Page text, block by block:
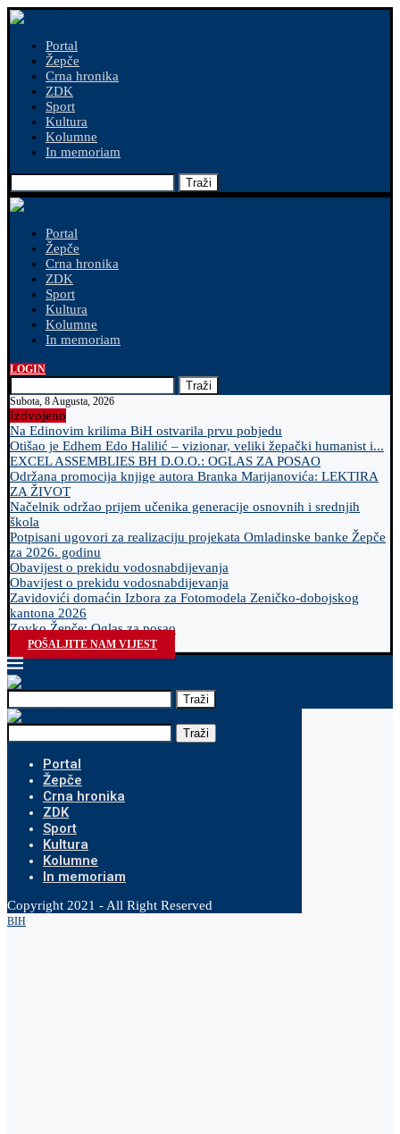
Portal
Žepče
Crna hronika
ZDK
Sport
Kultura
Kolumne
In memoriam
Traži
Portal
Žepče
Crna hronika
ZDK
Sport
Kultura
Kolumne
In memoriam
LOGIN
Traži
Subota, 8 Augusta, 2026
Izdvojeno
Na Edinovim krilima BiH ostvarila prvu pobjedu
Otišao je Edhem Edo Halilić – vizionar, veliki žepački humanist i...
EXCEL ASSEMBLIES BH D.O.O.: OGLAS ZA POSAO
Održana promocija knjige autora Branka Marijanovića: LEKTIRA
ZA ŽIVOT
Načelnik održao prijem učenika generacije osnovnih i srednjih
škola
Potpisani ugovori za realizaciju projekata Omladinske banke Žepče
za 2026. godinu
Obavijest o prekidu vodosnabdijevanja
Obavijest o prekidu vodosnabdijevanja
Zavidovići domaćin Izbora za Fotomodela Zeničko-dobojskog
kantona 2026
Zovko Žepče: Oglas za posao
POŠALJITE NAM VIJEST
Traži
Traži
Portal
Žepče
Crna hronika
ZDK
Sport
Kultura
Kolumne
In memoriam
Copyright 2021 - All Right Reserved
BIH